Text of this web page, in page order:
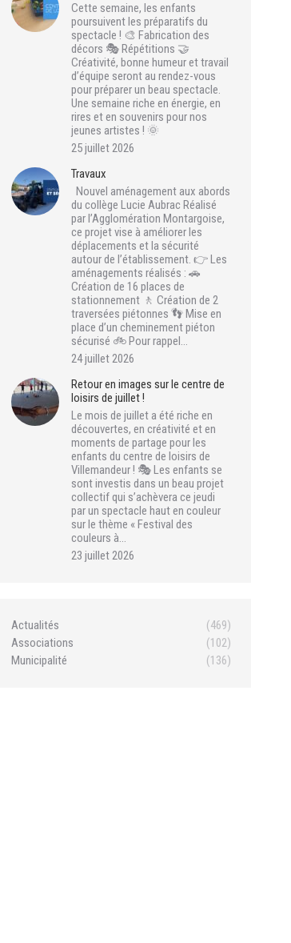
Cette semaine, les enfants
poursuivent les préparatifs du
spectacle ! 🎨 Fabrication des
décors 🎭 Répétitions 🤝
Créativité, bonne humeur et travail
d’équipe seront au rendez-vous
pour préparer un beau spectacle.
Une semaine riche en énergie, en
rires et en souvenirs pour nos
jeunes artistes ! 🌞
25 juillet 2026
Travaux
Nouvel aménagement aux abords
du collège Lucie Aubrac Réalisé
par l’Agglomération Montargoise,
ce projet vise à améliorer les
déplacements et la sécurité
autour de l’établissement. 👉 Les
aménagements réalisés : 🚗
Création de 16 places de
stationnement 🚶 Création de 2
traversées piétonnes 👣 Mise en
place d’un cheminement piéton
sécurisé 🚲 Pour rappel…
24 juillet 2026
Retour en images sur le centre de
loisirs de juillet !
Le mois de juillet a été riche en
découvertes, en créativité et en
moments de partage pour les
enfants du centre de loisirs de
Villemandeur ! 🎭 Les enfants se
sont investis dans un beau projet
collectif qui s’achèvera ce jeudi
par un spectacle haut en couleur
sur le thème « Festival des
couleurs à…
23 juillet 2026
Actualités
(469)
Associations
(102)
Municipalité
(136)